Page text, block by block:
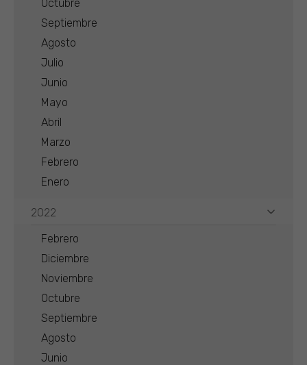
Octubre
Septiembre
Agosto
Julio
Junio
Mayo
Abril
Marzo
Febrero
Enero
2022
Febrero
Diciembre
Noviembre
Octubre
Septiembre
Agosto
Junio